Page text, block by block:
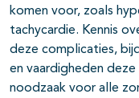
komen voor, zoals
tachycardie. Kennis
deze complicaties,
en vaardigheden
noodzaak voor alle